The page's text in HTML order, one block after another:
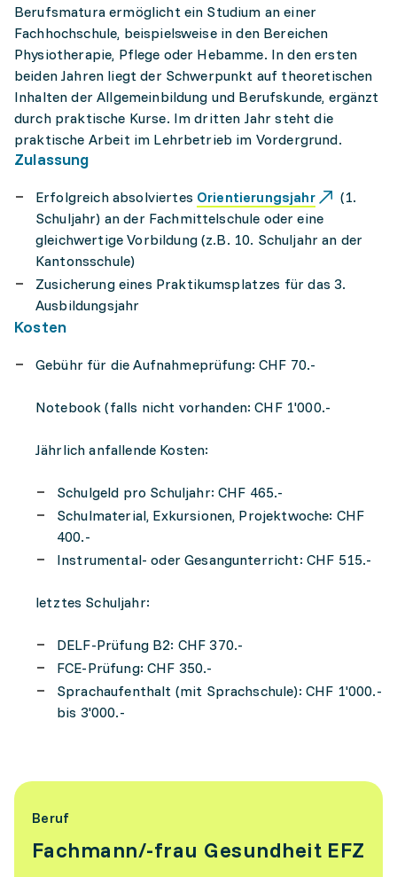
Berufsmatura ermöglicht ein Studium an einer
Fachhochschule, beispielsweise in den Bereichen
Physiotherapie, Pflege oder Hebamme. In den ersten
beiden Jahren liegt der Schwerpunkt auf theoretischen
Inhalten der Allgemeinbildung und Berufskunde, ergänzt
durch praktische Kurse. Im dritten Jahr steht die
praktische Arbeit im Lehrbetrieb im Vordergrund.
Zulassung
Erfolgreich absolviertes Orientierungsjahr
(1.
Schuljahr) an der Fachmittelschule oder eine
gleichwertige Vorbildung (z.B. 10. Schuljahr an der
Kantonsschule)
Zusicherung eines Praktikumsplatzes für das 3.
Ausbildungsjahr
Kosten
Gebühr für die Aufnahmeprüfung: CHF 70.-
Notebook (falls nicht vorhanden: CHF 1'000.-
Jährlich anfallende Kosten:
Schulgeld pro Schuljahr: CHF 465.-
Schulmaterial, Exkursionen, Projektwoche: CHF
400.-
Instrumental- oder Gesangunterricht: CHF 515.-
letztes Schuljahr:
DELF-Prüfung B2: CHF 370.-
FCE-Prüfung: CHF 350.-
Sprachaufenthalt (mit Sprachschule): CHF 1'000.-
bis 3'000.-
Beruf
Fachmann/-frau Gesundheit EFZ